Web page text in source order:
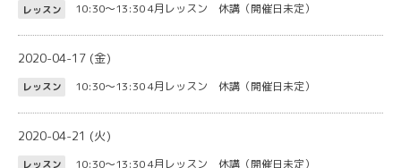
レッスン 10:30～13:30 4月レッスン 休講（開催日未定）
2020-04-17 (金)
レッスン 10:30～13:30 4月レッスン 休講（開催日未定）
2020-04-21 (火)
レッスン 10:30～13:30 4月レッスン 休講（開催日未定）